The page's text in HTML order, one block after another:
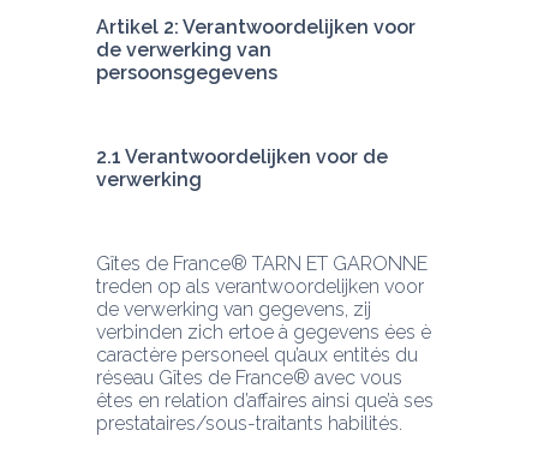
Artikel 2: Verantwoordelijken voor
de verwerking van
persoonsgegevens
2.1 Verantwoordelijken voor de
verwerking
Gîtes de France® TARN ET GARONNE
treden op als verantwoordelijken voor
de verwerking van gegevens, zij
verbinden zich ertoe à gegevens ées è
caractère personeel qu’aux entités du
réseau Gîtes de France® avec vous
êtes en relation d’affaires ainsi que’à ses
prestataires/sous-traitants habilités.